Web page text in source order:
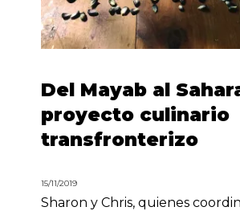
Del Mayab al
proyecto culinario
transfronterizo
15/11/2019
Sharon y Chris, quienes